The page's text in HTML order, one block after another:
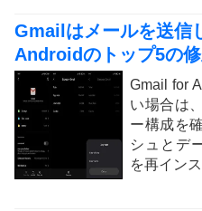
Gmailはメールを送信
Androidのトップ5の
Gmail for
い場合は
ー構成を
シュとデ
を再イン